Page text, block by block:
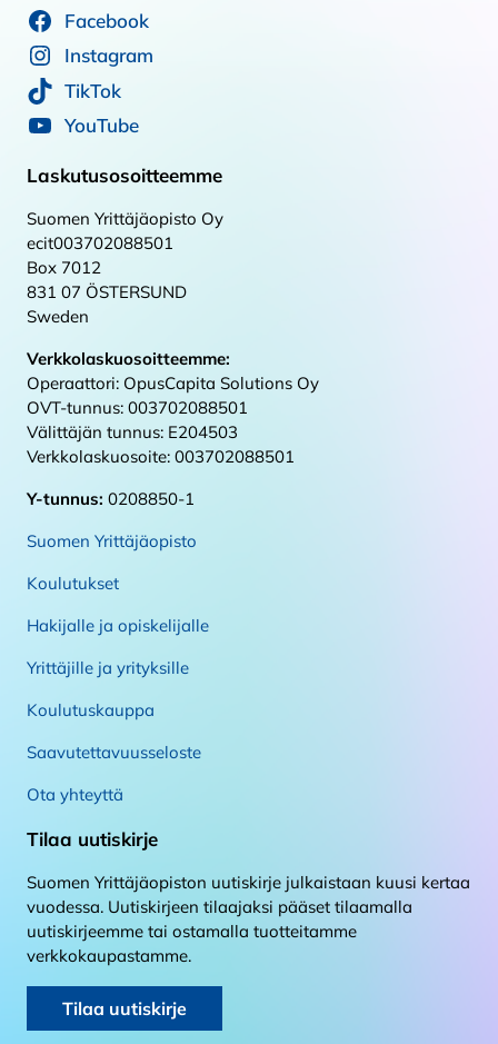
Facebook
Instagram
TikTok
YouTube
Laskutusosoitteemme
Suomen Yrittäjäopisto Oy
ecit003702088501
Box 7012
831 07 ÖSTERSUND
Sweden
Verkkolaskuosoitteemme:
Operaattori: OpusCapita Solutions Oy
OVT-tunnus: 003702088501
Välittäjän tunnus: E204503
Verkkolaskuosoite: 003702088501
Y-tunnus: 0208850-1
Suomen Yrittäjäopisto
Koulutukset
Hakijalle ja opiskelijalle
Yrittäjille ja yrityksille
Koulutuskauppa
Saavutettavuusseloste
Ota yhteyttä
Tilaa uutiskirje
Suomen Yrittäjäopiston uutiskirje julkaistaan kuusi kertaa
vuodessa. Uutiskirjeen tilaajaksi pääset tilaamalla
uutiskirjeemme tai ostamalla tuotteitamme
verkkokaupastamme.
Tilaa uutiskirje